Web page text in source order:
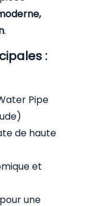
.
:
Pipe
de haute
et
une